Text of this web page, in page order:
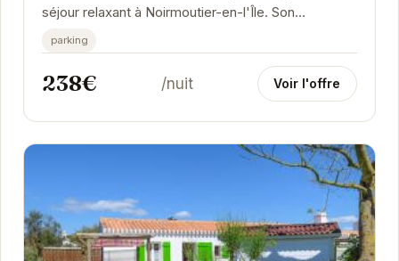
séjour relaxant à Noirmoutier-en-l'Île. Son
emplacement idéal vous permet de rejoindre
facilement...
parking
238€ /nuit Voir l'offre